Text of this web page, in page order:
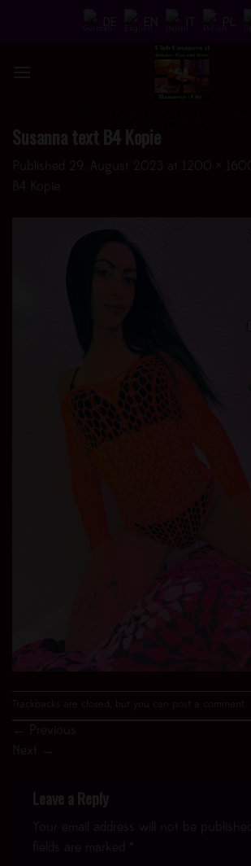
Susanna text B4 Kopie
Published 29. August 2023 at 1200 × 1600
B4 Kopie
Trackbacks are closed, but you can post a comment
←
Previous
→
Leave a Reply
Your email address will not be published.
fields are marked
*